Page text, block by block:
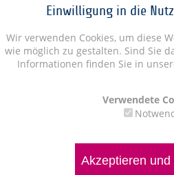
Einwilligung in die
Wir verwenden Cookies, um diese
wie möglich zu gestalten. Sind Sie
Informationen finden Sie in
Verwendete
Akzeptieren und